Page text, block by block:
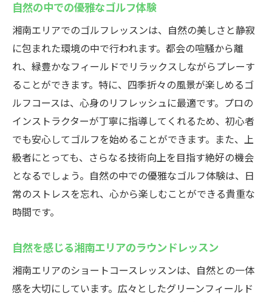
自然の中での優雅なゴルフ体験
湘南エリアでのゴルフレッスンは、自然の美しさと静寂
に包まれた環境の中で行われます。都会の喧騒から離
れ、緑豊かなフィールドでリラックスしながらプレーす
ることができます。特に、四季折々の風景が楽しめるゴ
ルフコースは、心身のリフレッシュに最適です。プロの
インストラクターが丁寧に指導してくれるため、初心者
でも安心してゴルフを始めることができます。また、上
級者にとっても、さらなる技術向上を目指す絶好の機会
となるでしょう。自然の中での優雅なゴルフ体験は、日
常のストレスを忘れ、心から楽しむことができる貴重な
時間です。
自然を感じる湘南エリアのラウンドレッスン
湘南エリアのショートコースレッスンは、自然との一体
感を大切にしています。広々としたグリーンフィールド